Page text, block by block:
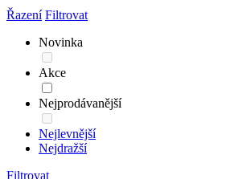
Řazení Filtrovat
Novinka
Akce
Nejprodávanější
Nejlevnější
Nejdražší
Filtrovat